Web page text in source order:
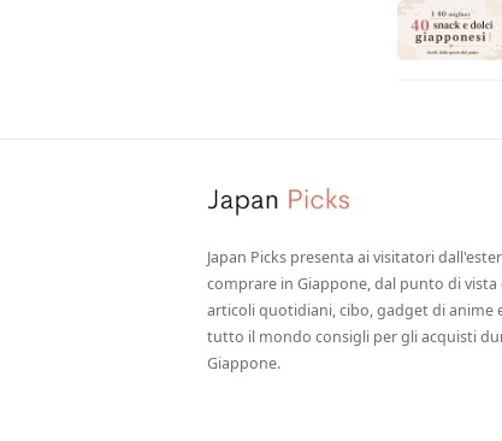
Japan Picks presenta ai visitatori
comprare in Giappone, dal punto di vista
articoli quotidiani, cibo, gadget di anime
tutto il mondo consigli per gli acquisti
Giappone.